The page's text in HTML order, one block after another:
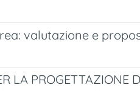
valutazione e
LA PROGETTAZIONE